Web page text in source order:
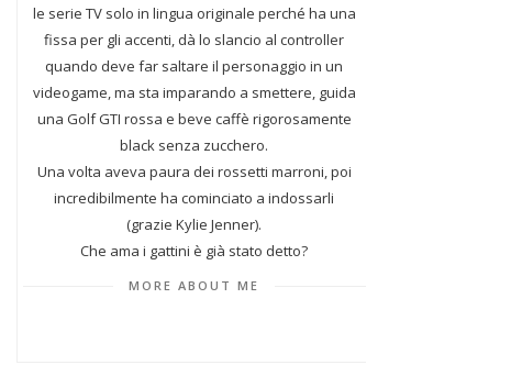
le serie TV solo in lingua originale perché ha una
fissa per gli accenti, dà lo slancio al controller
quando deve far saltare il personaggio in un
videogame, ma sta imparando a smettere, guida
una Golf GTI rossa e beve caffè rigorosamente
black senza zucchero.
Una volta aveva paura dei rossetti marroni, poi
incredibilmente ha cominciato a indossarli
(grazie Kylie Jenner).
Che ama i gattini è già stato detto?
MORE ABOUT ME